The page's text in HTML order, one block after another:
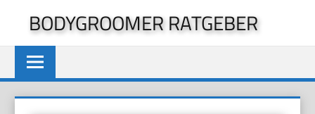
springen
BODYGROOMER RATGEBER